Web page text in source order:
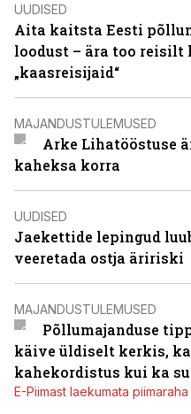
UUDISED
Aita kaitsta Eesti
loodust – ära too reisilt
„kaasreisijaid“
MAJANDUSTULEMUSED
Arke Lihatööstuse
kaheksa korra
UUDISED
Jaekettide lepingud
veeretada ostja äririski
MAJANDUSTULEMUSED
Põllumajanduse
käive üldiselt kerkis,
kahekordistus kui ka
E-Piimast laekumata